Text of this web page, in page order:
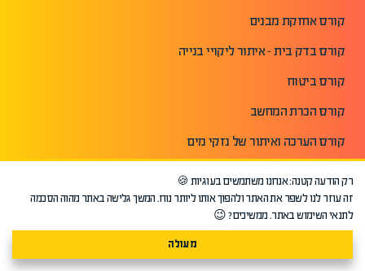
קורס אחזקת מבנים
קורס בדק בית - איתור ליקויי בנייה
קורס ביטוח
קורס הכרת המחשב
קורס הערכה ואיתור של נזקי מים
קורס השקעות נדלן ארצות ארה"ב
קורס יזמות נדלן
קורס יזמות עסקית והקמת עסק
רק הודעה קטנה: אנחנו משתמשים בעוגיות 🍪
זה עוזר לנו לשפר את האתר ולהפוך אותו ליותר נוח. המשך גלישה באתר מהוה הסכמה
לתנאי השימוש באתר. ממשיכים? 😉
מעולה